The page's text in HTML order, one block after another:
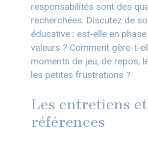
responsabilités sont des
recherchées. Discutez de
éducative : est-elle en
valeurs ? Comment gère-t-
moments de jeu, de repos,
les petites frustrations ?
Les entretiens
références